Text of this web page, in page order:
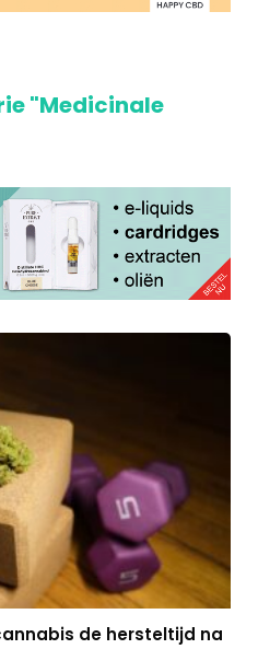
"Medicinale
de hersteltijd na